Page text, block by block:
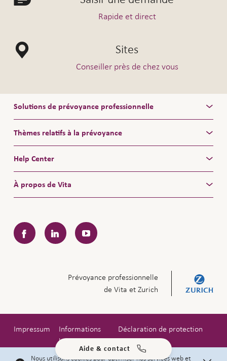
Rapide et direct
Sites
Conseiller près de chez vous
Nous utilisons cookies pour optimiser nos services web et
Solutions de prévoyance professionnelle
Thèmes relatifs à la prévoyance
Help Center
À propos de Vita
FacebookLinkedInYouTube
Prévoyance professionnelle
de Vita et Zurich
Impressum
Informations
légales
Déclaration de protection
des données
Copyright © 2026 Zurich Compagnie d'Assurances SA
Aide & contact